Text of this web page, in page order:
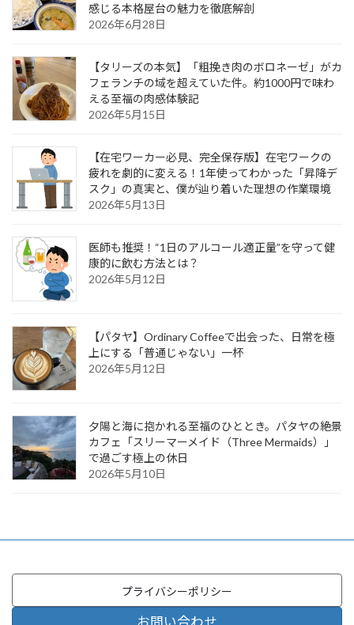
感じる本格屋台の魅力を徹底解剖
2026年6月28日
【タリーズの本気】「粗挽き肉のボロネーゼ」がカ
フェランチの域を超えていた件。約1000円で味わ
える至福の肉感体験記
2026年5月15日
【在宅ワーカー必見、完全保存版】在宅ワークの
疲れを劇的に変える！1年使ってわかった「昇降デ
スク」の真実と、僕が辿り着いた理想の作業環境
2026年5月13日
医師も推奨！“1日のアルコール適正量”を守って健
康的に飲む方法とは？
2026年5月12日
【パタヤ】Ordinary Coffeeで出会った、日常を極
上にする「普通じゃない」一杯
2026年5月12日
夕陽と海に抱かれる至福のひととき。パタヤの絶景
カフェ「スリーマーメイド（Three Mermaids）」
で過ごす極上の休日
2026年5月10日
プライバシーポリシー
お問い合わせ